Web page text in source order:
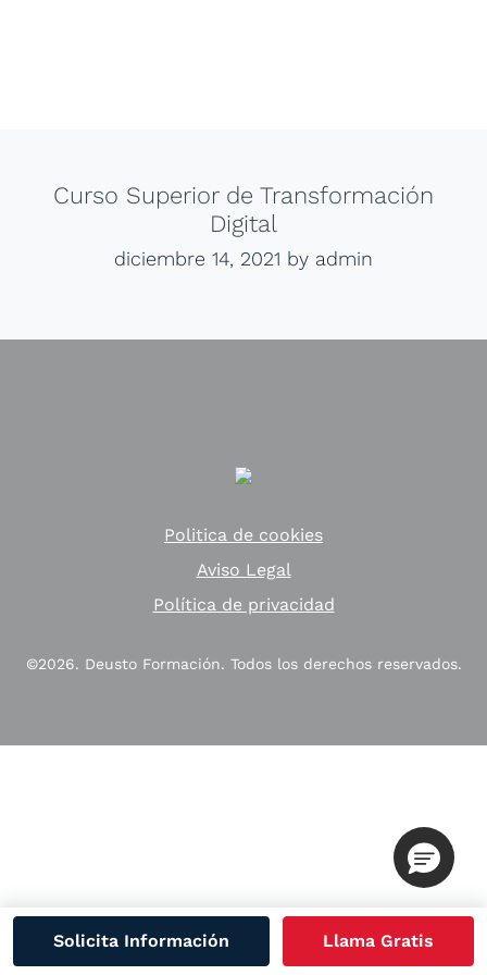
Curso Superior de Transformación
Digital
diciembre 14, 2021 by admin
Solicita Información Llama Gratis
Politica de cookies
Aviso Legal
Política de privacidad
©2026. Deusto Formación. Todos los derechos reservados.